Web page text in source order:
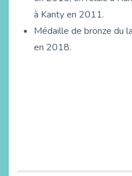
à Kanty en 2011.
Médaille de bronze du
en 2018.